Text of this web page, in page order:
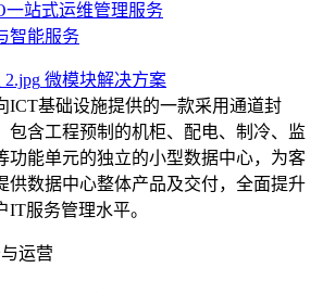
一站式运维管理服务
智能服务
微模块解决方案
ICT基础设施提供的一款采用通道封
包含工程预制的机柜、配电、制冷、监
功能单元的独立的小型数据中心，为客
供数据中心整体产品及交付，全面提升
IT服务管理水平。
运营